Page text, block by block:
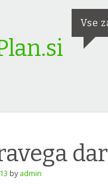
Vse
byadmin